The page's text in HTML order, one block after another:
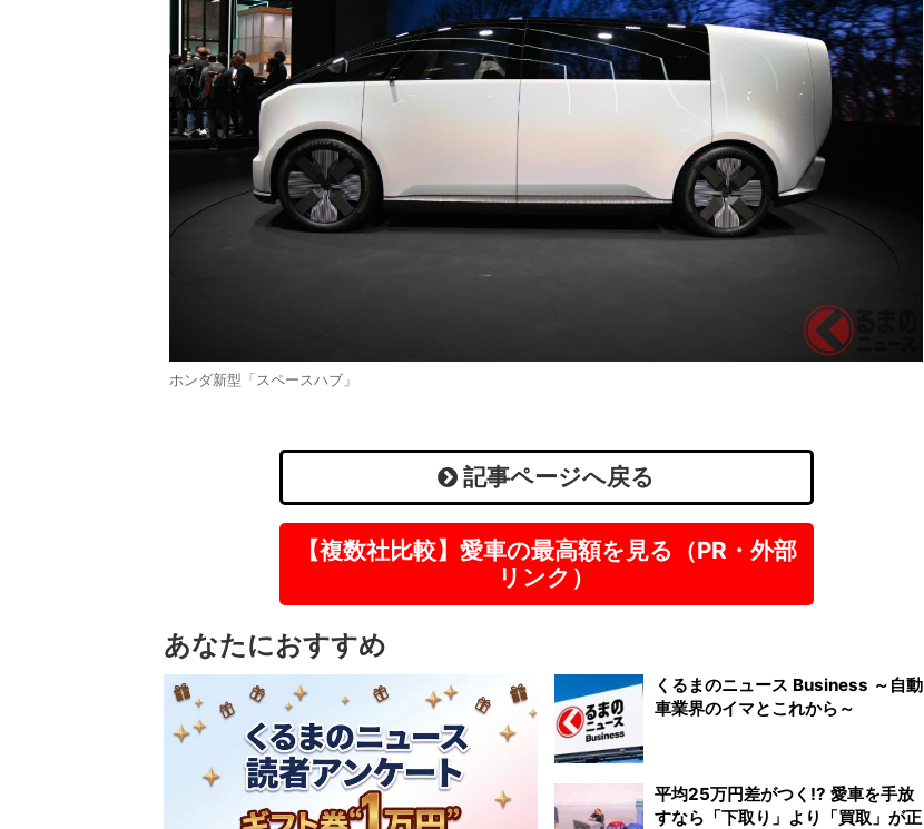
ホンダ新型「スペースハブ」
記事ページへ戻る
【複数社比較】愛車の最高額を見る（PR・外部
リンク）
あなたにおすすめ
くるまのニュース Business ～自動
車業界のイマとこれから～
平均25万円差がつく!? 愛車を手放
すなら「下取り」より「買取」が正